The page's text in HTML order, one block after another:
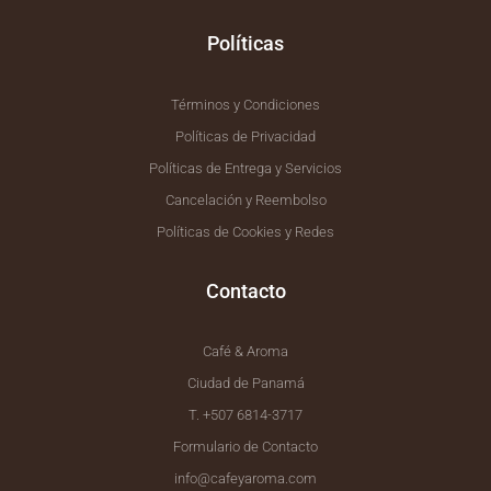
Políticas
Términos y Condiciones
Políticas de Privacidad
Políticas de Entrega y Servicios
Cancelación y Reembolso
Políticas de Cookies y Redes
Contacto
Café & Aroma
Ciudad de Panamá
T. +507 6814-3717
Formulario de Contacto
info@cafeyaroma.com